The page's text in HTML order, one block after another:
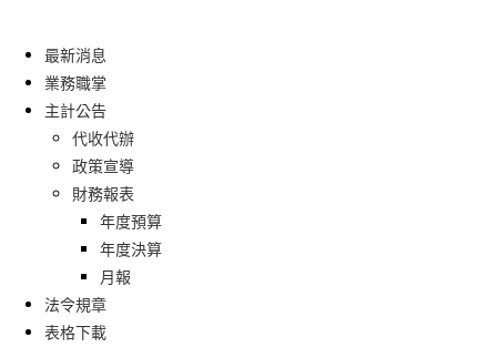
最新消息
業務職掌
主計公告
代收代辦
政策宣導
財務報表
年度預算
年度決算
月報
法令規章
表格下載